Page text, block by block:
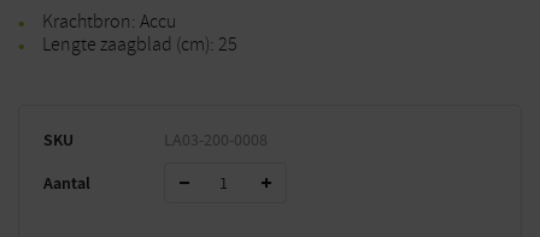
Krachtbron: Accu
Lengte zaagblad (cm): 25
SKU LA03-200-0008
Aantal